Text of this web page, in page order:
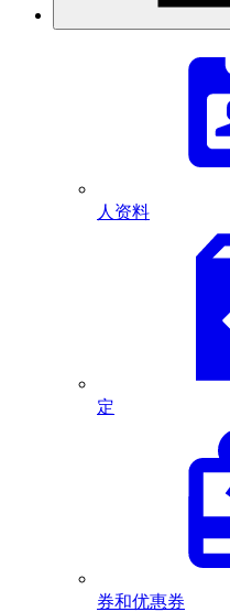
人资料
定
券和优惠券